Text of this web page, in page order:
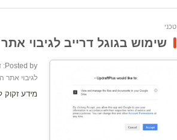
טכני
שימוש בגוגל דרייב לגיבוי
Posted by:
לגיבוי אתר
מידע זקוק